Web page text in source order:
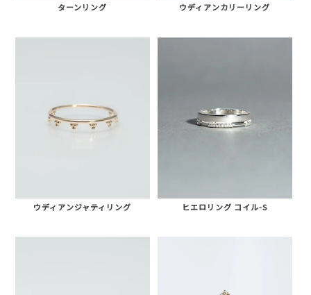
ターンリング ウディアンカリーリング
ウディアンジャティリング ヒエロリング コイル-S